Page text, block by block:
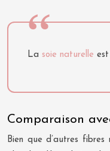
La soie naturelle
Comparaison
Bien que d’autres